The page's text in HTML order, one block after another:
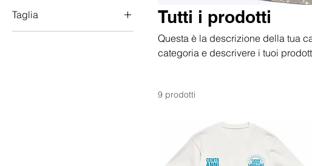
Taglia
Tutti i prodotti
Questa è la descrizione della tua
categoria e descrivere i tuoi
9 prodotti